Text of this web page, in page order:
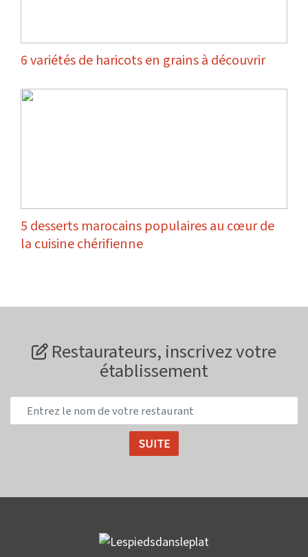
6 variétés de haricots en grains à découvrir
5 desserts marocains populaires au cœur de
la cuisine chérifienne
Restaurateurs, inscrivez votre
établissement